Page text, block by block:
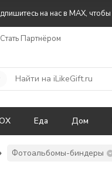
на нас в MAX, чтобы
Стать Партнёром
Еда Дом
Фотоальбомы-биндеры